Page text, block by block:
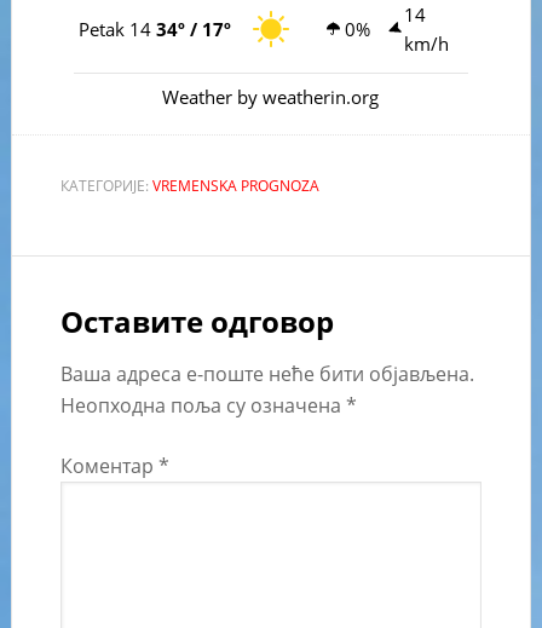
Petak 14 34º / 17º 0%
14
km/h
Weather by weatherin.org
КАТЕГОРИЈЕ: VREMENSKA PROGNOZA
Оставите одговор
Ваша адреса е-поште неће бити објављена.
Неопходна поља су означена *
Коментар *